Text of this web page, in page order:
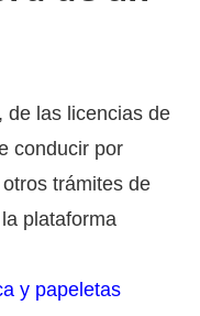
de las licencias de
conducir por
trámites de
plataforma
y papeletas